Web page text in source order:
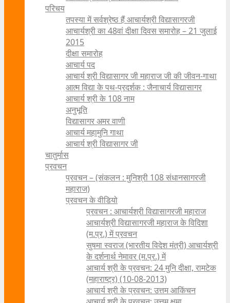
परिचय
तपस्या में सर्वश्रेष्ठ हैं आचार्यश्री विद्यासागरजी
आचार्यश्री का 48वां दीक्षा दिवस समारोह – 21 जुलाई
2015
दीक्षा समारोह
आचार्य पद
आचार्य श्री विद्यासागर जी महाराज जी की जीवन-गाथा
आत्म विद्या के पथ-प्रदर्शक : जैनाचार्य विद्यासागर
आचार्य श्री के 108 नाम
अनुभूति
विद्यासागर अमर वाणी
आचार्य महामुनि गाथा
आचार्य श्री विद्यासागर जी
चातुर्मास
प्रवचन
प्रवचन – (संकलन : मुनिश्री 108 संधानसागरजी
महाराज)
प्रवचन के वीडियो
प्रवचन : आचार्यश्री ‍विद्यासागरजी महाराज
आचार्यश्री विद्यासागरजी महाराज के विदिशा
(म.प्र.) में प्रवचन
सुषमा स्वराज (भारतीय विदेश मंत्री) आचार्यश्री
के दर्शनार्थ नेमावर (म.प्र.) में
आचार्य श्री के प्रवचन: 24 मुनि दीक्षा, रामटेक
(महाराष्ट्र) (10-08-2013)
आचार्य श्री के प्रवचन: उत्तम आकिंचन